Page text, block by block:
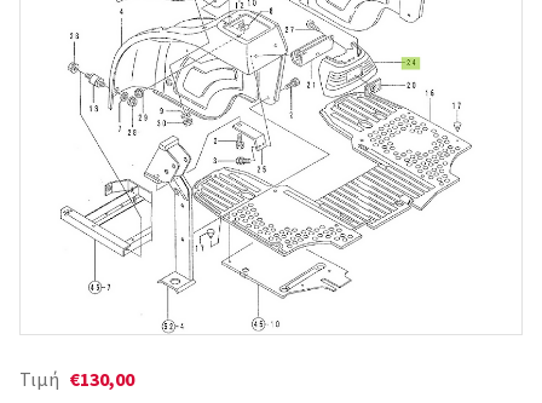
Τιμή €130,00